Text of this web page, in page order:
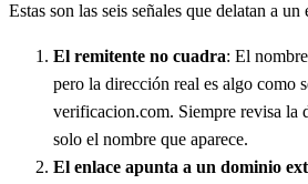
Estas son las seis señales que delatan a un
El remitente no cuadra: El
pero la dirección real es algo como
verificacion.com. Siempre revisa la
solo el nombre que aparece.
El enlace apunta a un dominio